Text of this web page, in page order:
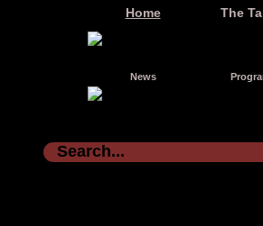
Home The
News